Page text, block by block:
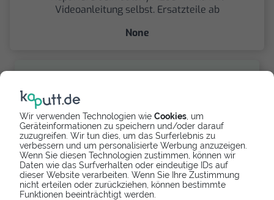
Wir verwenden Technologien wie Cookies , um
Geräteinformationen zu speichern und/oder darauf
zuzugreifen. Wir tun dies, um das Surferlebnis zu
verbessern und um personalisierte Werbung anzuzeigen.
Wenn Sie diesen Technologien zustimmen, können wir
Daten wie das Surfverhalten oder eindeutige IDs auf
dieser Website verarbeiten. Wenn Sie Ihre Zustimmung
nicht erteilen oder zurückziehen, können bestimmte
Funktionen beeinträchtigt werden.
Videoanleitung selbst. Ersatzteile ab
None
Spenden
Spende Dein Gerät über
handysfuerdieumwelt.de
für einen guten Zweck.